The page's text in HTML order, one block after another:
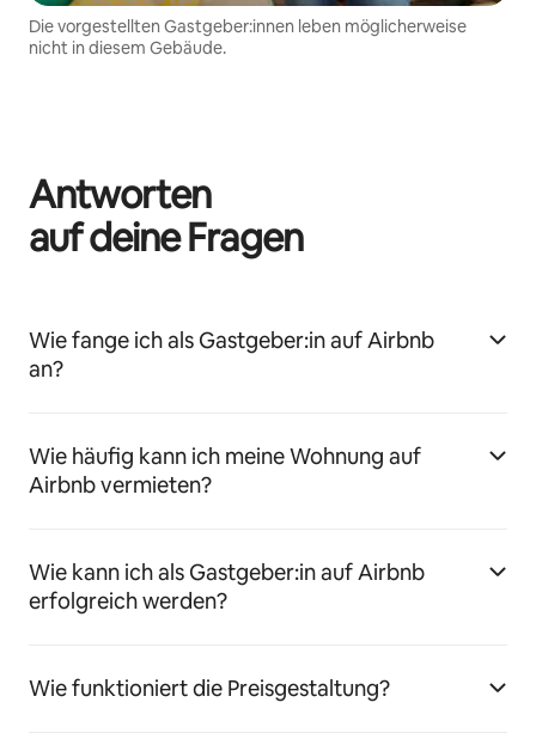
Die vorgestellten Gastgeber:innen leben möglicherweise
nicht in diesem Gebäude.
Antworten
auf deine Fragen
Wie fange ich als Gastgeber:in auf Airbnb
an?
Wie häufig kann ich meine Wohnung auf
Airbnb vermieten?
Wie kann ich als Gastgeber:in auf Airbnb
erfolgreich werden?
Wie funktioniert die Preisgestaltung?